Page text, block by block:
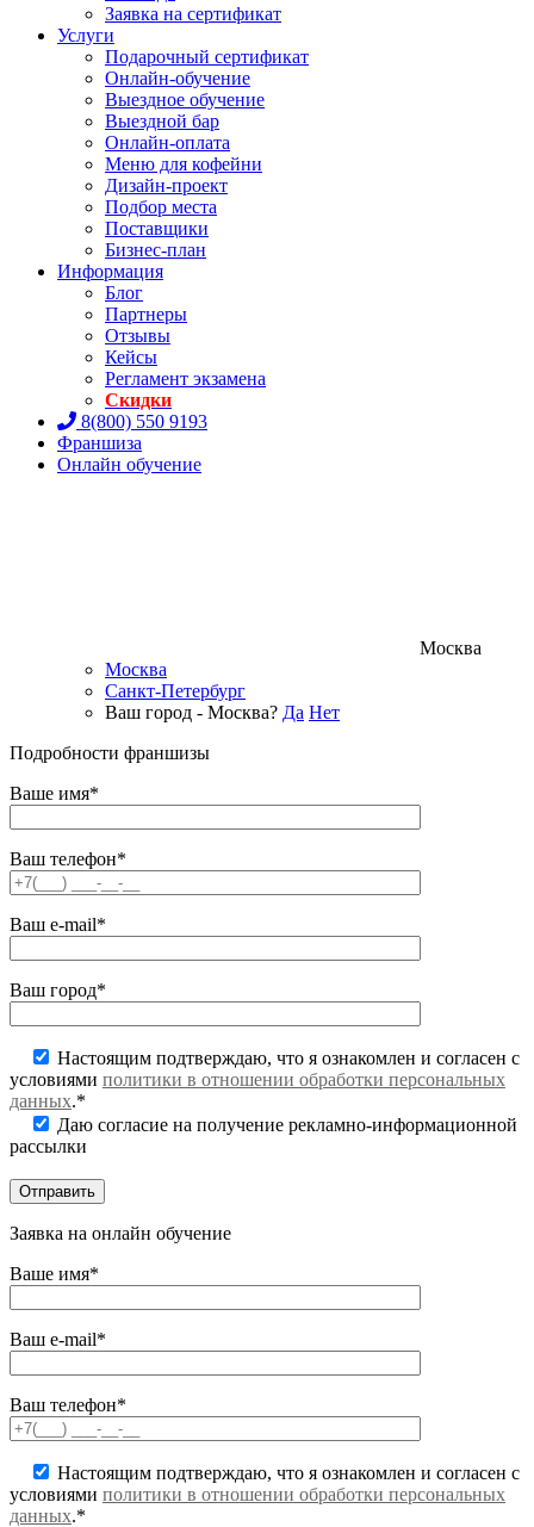
Заявка на сертификат
Услуги
Подарочный сертификат
Онлайн-обучение
Выездное обучение
Выездной бар
Онлайн-оплата
Меню для кофейни
Дизайн-проект
Подбор места
Поставщики
Бизнес-план
Информация
Блог
Партнеры
Отзывы
Кейсы
Регламент экзамена
Скидки
8(800) 550 9193
Франшиза
Онлайн обучение
Москва
Москва
Санкт-Петербург
Ваш город - Москва? Да Нет
Подробности франшизы
Ваше имя*
Ваш телефон*
Ваш e-mail*
Ваш город*
Настоящим подтверждаю, что я ознакомлен и согласен с
условиями политики в отношении обработки персональных
данных.*
Даю согласие на получение рекламно-информационной
рассылки
Заявка на онлайн обучение
Ваше имя*
Ваш e-mail*
Ваш телефон*
Настоящим подтверждаю, что я ознакомлен и согласен с
условиями политики в отношении обработки персональных
данных.*